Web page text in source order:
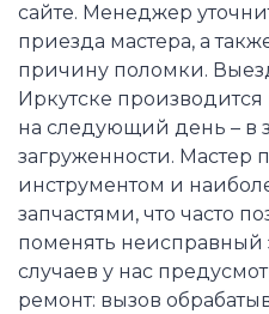
сайте. Менеджер
приезда мастера, а
причину поломки.
Иркутске
на следующий день – в
загруженности. Мастер
инструментом и
запчастями, что часто
поменять неисправный
случаев у нас
ремонт: вызов